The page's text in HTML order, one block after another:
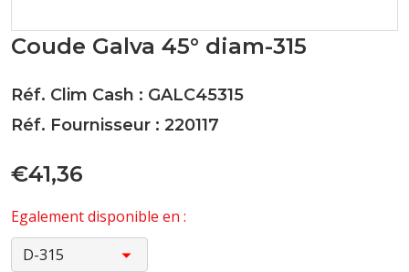
Coude Galva 45° diam-315
Réf. Clim Cash : GALC45315
Réf. Fournisseur : 220117
€41,36
Egalement disponible en :